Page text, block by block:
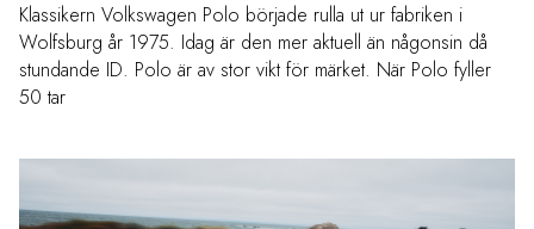
Klassikern Volkswagen Polo började rulla ut ur fabriken i
Wolfsburg år 1975. Idag är den mer aktuell än någonsin då
stundande ID. Polo är av stor vikt för märket. När Polo fyller
50 tar